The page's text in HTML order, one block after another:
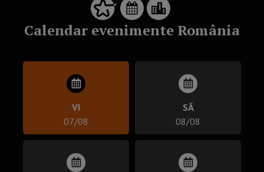
Calendar evenimente România
VI
07/08
SÂ
08/08